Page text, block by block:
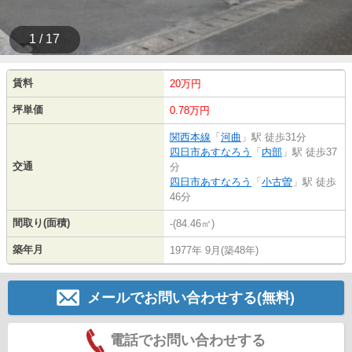
1 / 17
賃料 20万円
坪単価 0.78万円
交通
関西本線 「 河曲 」駅 徒歩31分
四日市あすなろう
「 内部 」駅 徒歩37
分
四日市あすなろう
「 小古曽 」駅 徒歩
46分
間取り(面積) -(84.46㎡)
築年月 1977年 9月(築48年)
メールでお問い合わせする(無料)
電話でお問い合わせする